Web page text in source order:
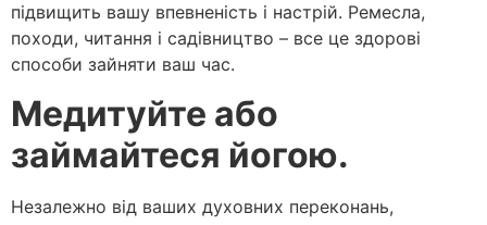
підвищить вашу впевненість і настрій. Ремесла,
походи, читання і садівництво – все це здорові
способи зайняти ваш час.
Медитуйте або
займайтеся йогою.
Незалежно від ваших духовних переконань,